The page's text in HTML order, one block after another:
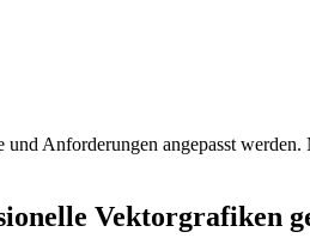
Anforderungen angepasst werden.
Vektorgrafiken